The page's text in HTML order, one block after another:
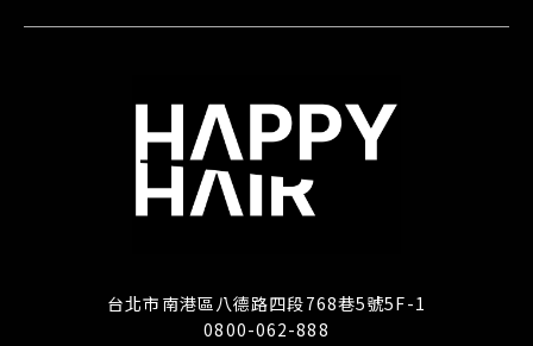
台北市南港區八德路四段768巷5號5F-1
0800-062-888